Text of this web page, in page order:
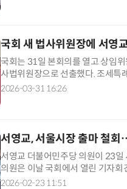
국회 새 법사위원장에 서
국회는 31일 본회의를 열고 상임
사법위원장으로 선출했다. 조세특
바 '환율 안정 3법'도 여야 합의로
2026-03-31 16:26
서영교, 서울시장 출마 철
서영교 더불어민주당 의원이 23
의원은 이날 국회에서 열린 기자
드리기 위한 공동의 목표에 힘을
2026-02-23 11:51